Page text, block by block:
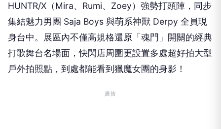
HUNTR/X（Mira、Rumi、Zoey）強勢打頭陣，同步
集結魅力男團 Saja Boys 與萌系神獸 Derpy 全員現
身台中。展區內不僅高規格還原「魂門」開關的經典
打歌舞台名場面，快閃店周圍更設置多處超好拍大型
戶外拍照點，到處都能看到獵魔女團的身影！
廣告